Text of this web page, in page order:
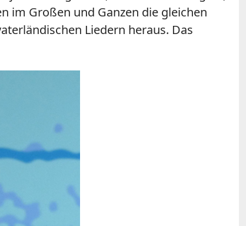
im Großen und Ganzen die gleichen
Liedern heraus. Das